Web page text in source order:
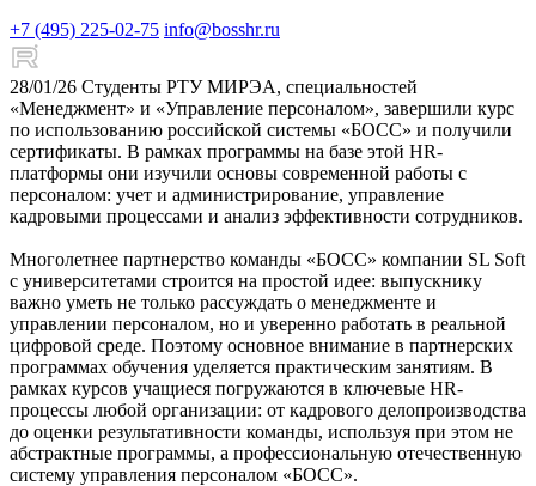
+7 (495) 225-02-75 info@bosshr.ru
28/01/26 Студенты РТУ МИРЭА, специальностей
«Менеджмент» и «Управление персоналом», завершили курс
по использованию российской системы «БОСС» и получили
сертификаты. В рамках программы на базе этой HR-
платформы они изучили основы современной работы с
персоналом: учет и администрирование, управление
кадровыми процессами и анализ эффективности сотрудников.
Многолетнее партнерство команды «БОСС» компании SL Soft
с университетами строится на простой идее: выпускнику
важно уметь не только рассуждать о менеджменте и
управлении персоналом, но и уверенно работать в реальной
цифровой среде. Поэтому основное внимание в партнерских
программах обучения уделяется практическим занятиям. В
рамках курсов учащиеся погружаются в ключевые HR-
процессы любой организации: от кадрового делопроизводства
до оценки результативности команды, используя при этом не
абстрактные программы, а профессиональную отечественную
систему управления персоналом «БОСС».